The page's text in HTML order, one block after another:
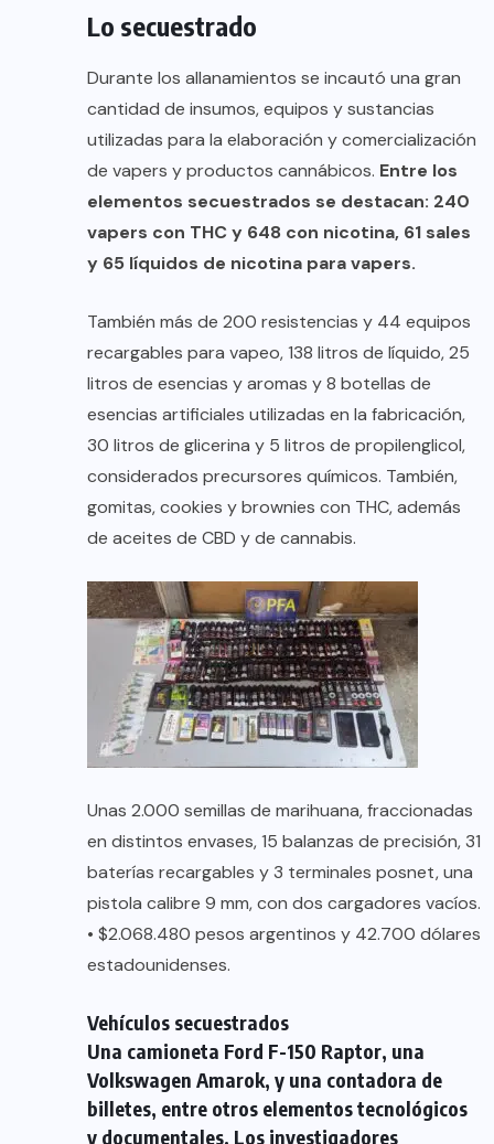
Lo secuestrado
Durante los allanamientos se incautó una gran
cantidad de insumos, equipos y sustancias
utilizadas para la elaboración y comercialización
de vapers y productos cannábicos. Entre los
elementos secuestrados se destacan: 240
vapers con THC y 648 con nicotina, 61 sales
y 65 líquidos de nicotina para vapers.
También más de 200 resistencias y 44 equipos
recargables para vapeo, 138 litros de líquido, 25
litros de esencias y aromas y 8 botellas de
esencias artificiales utilizadas en la fabricación,
30 litros de glicerina y 5 litros de propilenglicol,
considerados precursores químicos. También,
gomitas, cookies y brownies con THC, además
de aceites de CBD y de cannabis.
Unas 2.000 semillas de marihuana, fraccionadas
en distintos envases, 15 balanzas de precisión, 31
baterías recargables y 3 terminales posnet, una
pistola calibre 9 mm, con dos cargadores vacíos.
• $2.068.480 pesos argentinos y 42.700 dólares
estadounidenses.
Vehículos secuestrados
Una camioneta Ford F-150 Raptor, una
Volkswagen Amarok, y una contadora de
billetes, entre otros elementos tecnológicos
y documentales. Los investigadores